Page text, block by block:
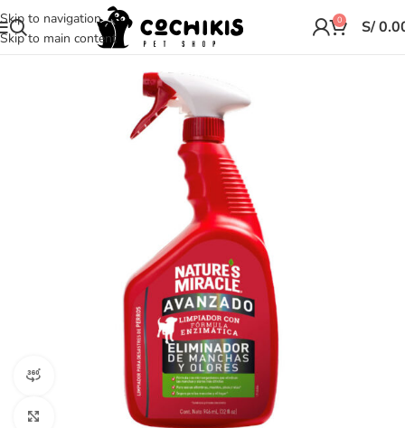
Skip to navigation
Skip to main content
0 S/
vista de producto 360
Clic para ampliar